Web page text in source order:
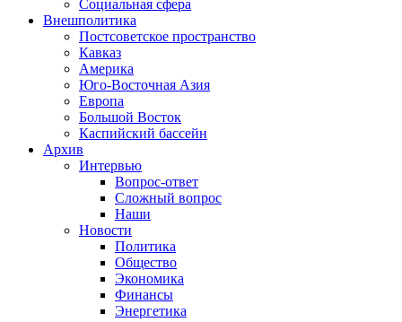
Социальная сфера
Внешполитика
Постсоветское пространство
Кавказ
Америка
Юго-Восточная Азия
Европа
Большой Восток
Каспийский бассейн
Архив
Интервью
Вопрос-ответ
Сложный вопрос
Наши
Новости
Политика
Общество
Экономика
Финансы
Энергетика